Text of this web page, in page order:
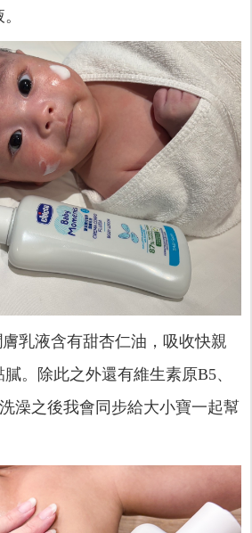
乳液含有甜杏仁油，吸收快親
。除此之外還有維生素原B5、
澡之後我會同步給大小寶一起幫